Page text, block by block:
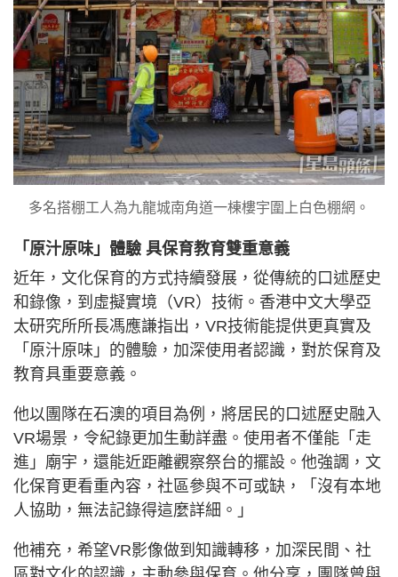
多名搭棚工人為九龍城南角道一棟樓宇圍上白色棚網。
「原汁原味」體驗 具保育教育雙重意義
近年，文化保育的方式持續發展，從傳統的口述歷史
和錄像，到虛擬實境（VR）技術。香港中文大學亞
太研究所所長馮應謙指出，VR技術能提供更真實及
「原汁原味」的體驗，加深使用者認識，對於保育及
教育具重要意義。
他以團隊在石澳的項目為例，將居民的口述歷史融入
VR場景，令紀錄更加生動詳盡。使用者不僅能「走
進」廟宇，還能近距離觀察祭台的擺設。他強調，文
化保育更看重內容，社區參與不可或缺，「沒有本地
人協助，無法記錄得這麼詳細。」
他補充，希望VR影像做到知識轉移，加深民間、社